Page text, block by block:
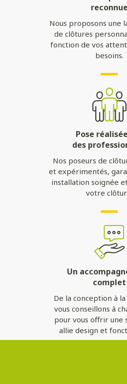
reconnue
Nous proposons une
de clôtures
fonction de vos
besoins.
Pose
des
Nos poseurs de
et expérimentés,
installation soignée
votre
Un
complet
De la conception à
vous conseillons à
pour vous offrir une
allie design et